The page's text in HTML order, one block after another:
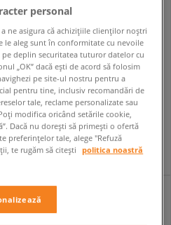
MOON BOOT NYLON
femei
754,99 RON
949,99 RON
759,99 RON - cel mai mic preț
personal
ne asigura că achizițiile clienților noștri
le aleg sunt în conformitate cu nevoile
pe deplin securitatea tuturor datelor cu
„OK” dacă ești de acord să folosim
pe site-ul nostru pentru a
pentru tine, inclusiv recomandări de
tale, reclame personalizate sau
modifica oricând setările cookie,
Dacă nu dorești să primești o ofertă
preferințelor tale, alege "Refuză
te rugăm să citești
politica noastră